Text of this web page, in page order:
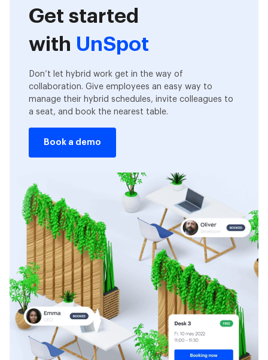
Get started
with UnSpot
Don’t let hybrid work get in the way of
collaboration. Give employees an easy way to
manage their hybrid schedules, invite colleagues to
a seat, and book the nearest table.
Book a demo